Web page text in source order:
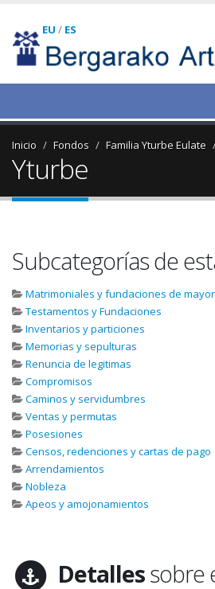
EU / ES
Inicio Fondos Familia Yturbe Eulate
Yturbe
Subcategorías de
Matrimoniales y fundaciones de
Testamentos y Fundaciones
Inventarios y particiones
Memorias y sepulturas
Renuncia de legitimas
Compromisos
Caminos y servidumbres
Ventas y permutas
Posesiones
Censos, redenciones y cartas de pago
Arrendamientos
Nobleza
Apeos y amojonamientos
Detallessobre